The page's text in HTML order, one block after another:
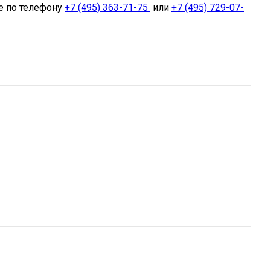
по телефону +7 (495) 363-71-75 или +7 (495) 729-07-